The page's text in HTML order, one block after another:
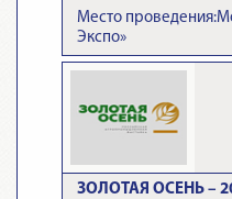
Место
Экспо»
ЗОЛОТАЯ ОСЕНЬ –